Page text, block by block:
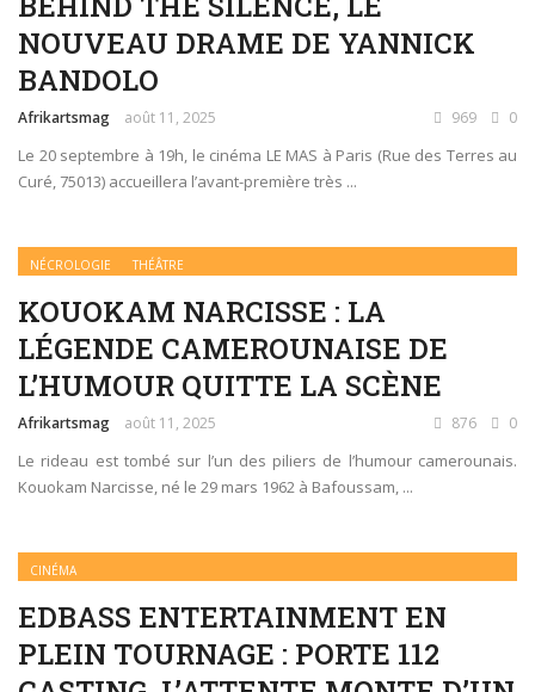
NOUVEAU DRAME DE YANNICK
BANDOLO
Afrikartsmag août 11, 2025 969 0
Le 20 septembre à 19h, le cinéma LE MAS à Paris (Rue des Terres au
Curé, 75013) accueillera l’avant-première très ...
NÉCROLOGIE THÉÂTRE
KOUOKAM NARCISSE : LA
LÉGENDE CAMEROUNAISE DE
L’HUMOUR QUITTE LA SCÈNE
Afrikartsmag août 11, 2025 876 0
Le rideau est tombé sur l’un des piliers de l’humour camerounais.
Kouokam Narcisse, né le 29 mars 1962 à Bafoussam, ...
CINÉMA
EDBASS ENTERTAINMENT EN
PLEIN TOURNAGE : PORTE 112